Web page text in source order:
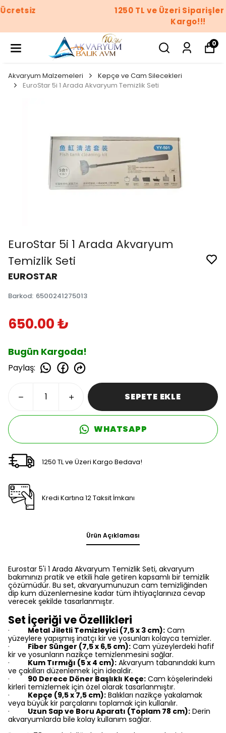
1250 TL ve Üzeri Siparişler Ücretsiz
0
Akvaryum Malzemeleri
Kepçe ve Cam Silecekleri
EuroStar 5i 1 Arada Akvaryum Temizlik Seti
EuroStar 5i 1 Arada Akvaryum
Temizlik Seti
EUROSTAR
Barkod: 6500241275013
650.00 ₺
Bugün Kargoda!
Paylaş:
SEPETE EKLE
WHATSAPP
1250 TL ve Üzeri Kargo Bedava!
Kredi Kartına 12 Taksit İmkanı
Ürün Açıklaması
Eurostar 5'i 1 Arada Akvaryum Temizlik Seti, akvaryum
bakımınızı pratik ve etkili hale getiren kapsamlı bir temizlik
çözümüdür. Bu set, akvaryumunuzun cam temizliğinden
dip kum düzenlemesine kadar tüm ihtiyaçlarınıza cevap
verecek şekilde tasarlanmıştır.
Set İçeriği ve Özellikleri
· Metal Jiletli Temizleyici (7,5 x 3 cm): Cam
yüzeylere yapışmış inatçı kir ve yosunları kolayca temizler.
· Fiber Sünger (7,5 x 6,5 cm): Cam yüzeylerdeki hafif
kir ve yosunların nazikçe temizlenmesini sağlar.
· Kum Tırmığı (5 x 4 cm): Akvaryum tabanındaki kum
ve çakılları düzenlemek için idealdir.
· 90 Derece Döner Başlıklı Keçe: Cam köşelerindeki
kirleri temizlemek için özel olarak tasarlanmıştır.
· Kepçe (9,5 x 7,5 cm): Balıkları nazikçe yakalamak
veya büyük kir parçalarını toplamak için kullanılır.
· Uzun Sap ve Boru Aparatı (Toplam 78 cm): Derin
akvaryumlarda bile kolay kullanım sağlar.